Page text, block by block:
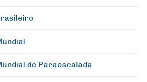
de Paraescalada